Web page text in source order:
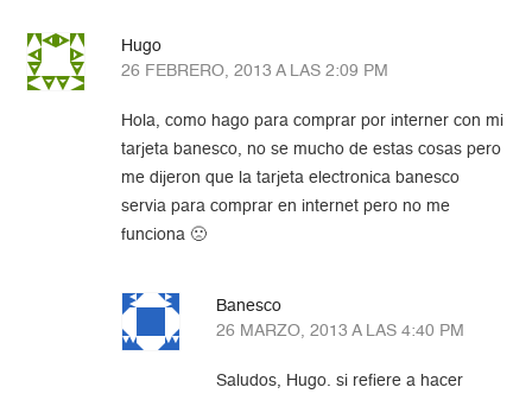
Hugo
26 FEBRERO, 2013 A LAS 2:09 PM
Hola, como hago para comprar por interner con mi
tarjeta banesco, no se mucho de estas cosas pero
me dijeron que la tarjeta electronica banesco
servia para comprar en internet pero no me
funciona 🙁
Banesco
26 MARZO, 2013 A LAS 4:40 PM
Saludos, Hugo. si refiere a hacer